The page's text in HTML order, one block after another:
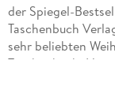
der Spiegel-
Taschenbuch
sehr beliebten
Taschenbuch,